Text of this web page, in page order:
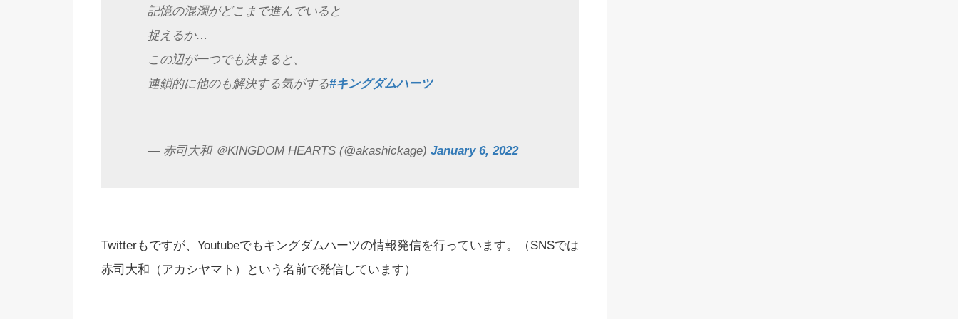
記憶の混濁がどこまで進んでいると
捉えるか…
この辺が一つでも決まると、
連鎖的に他のも解決する気がする#キングダムハーツ
— 赤司大和 ＠KINGDOM HEARTS (@akashickage) January 6, 2022
Twitterもですが、Youtubeでもキングダムハーツの情報発信を行っています。（SNSでは
赤司大和（アカシヤマト）という名前で発信しています）